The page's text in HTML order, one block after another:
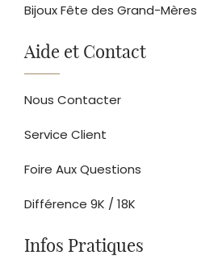
Bijoux Fête des Grand-Mères
Aide et Contact
Nous Contacter
Service Client
Foire Aux Questions
Différence 9K / 18K
Infos Pratiques